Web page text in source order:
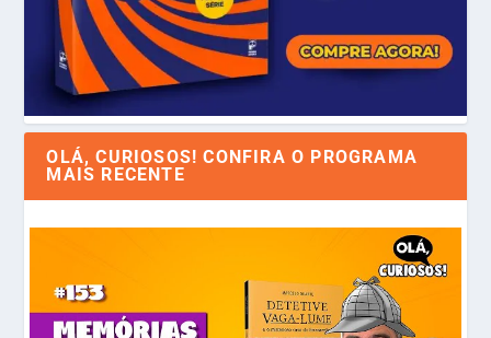
OLÁ, CURIOSOS! CONFIRA O PROGRAMA
MAIS RECENTE